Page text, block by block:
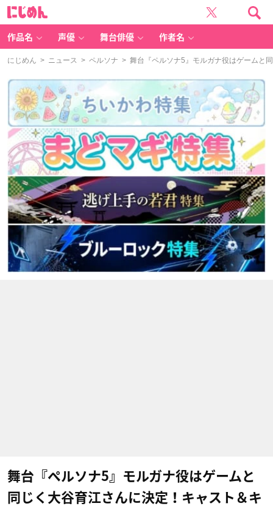
作品名 声優 舞台俳優 作者名
にじめん > ニュース > ペルソナ > 舞台『ペルソナ5』モルガナ役はゲームと
舞台『ペルソナ5』モルガナ役はゲームと
同じく大谷育江さんに決定！キャスト＆キ